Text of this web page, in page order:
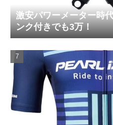
激安パワーメーター時
ンク付きでも3万！